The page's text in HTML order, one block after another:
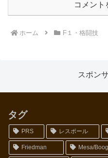
コメント
ホーム F１・格闘技
スポン
タグ
PRS レスポール
Friedman Mesa/